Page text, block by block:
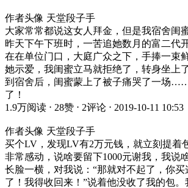
作者头像 天堂段子手
大家常常都说这女人拜金，但是我宿舍闺
昨天下午下班时，一苦追她数月的富二代
在在单位门口，大庭广众之下，手捧一束
她示爱，我闺蜜立马就拒绝了，转身坐
到宿舍后，闺蜜蒙上了被子痛哭了一场
了！
1.9万阅读 ⋅ 28赞 ⋅ 2评论 ⋅ 2019-10-11 10:53
作者头像 天堂段子手
买个LV，发现LV有2万元钱，就立刻提着
非常感动，说啥要留下1000元谢我，我说
长脸一横，对我说：“那就对不起了，你
了！我得收回来！”说着他没收了我的包